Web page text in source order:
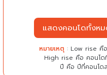
แสดงคอนโดทั้งห
หมายเหตุ : Low rise คื
High rise คือ คอนโด
ปี คือ ปีที่คอนโด